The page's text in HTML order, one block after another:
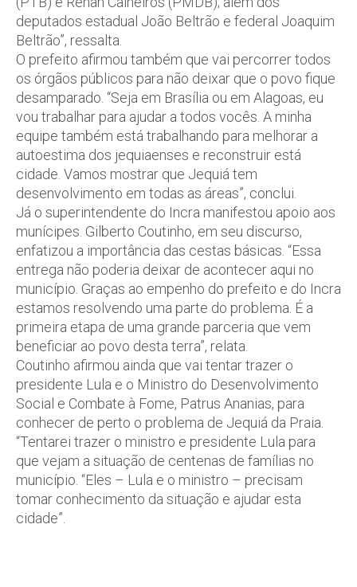
deputados estadual João Beltrão e federal Joaquim
Beltrão”, ressalta.
O prefeito afirmou também que vai percorrer todos
os órgãos públicos para não deixar que o povo fique
desamparado. “Seja em Brasília ou em Alagoas, eu
vou trabalhar para ajudar a todos vocês. A minha
equipe também está trabalhando para melhorar a
autoestima dos jequiaenses e reconstruir está
cidade. Vamos mostrar que Jequiá tem
desenvolvimento em todas as áreas”, conclui.
Já o superintendente do Incra manifestou apoio aos
munícipes. Gilberto Coutinho, em seu discurso,
enfatizou a importância das cestas básicas. “Essa
entrega não poderia deixar de acontecer aqui no
município. Graças ao empenho do prefeito e do Incra
estamos resolvendo uma parte do problema. É a
primeira etapa de uma grande parceria que vem
beneficiar ao povo desta terra”, relata.
Coutinho afirmou ainda que vai tentar trazer o
presidente Lula e o Ministro do Desenvolvimento
Social e Combate à Fome, Patrus Ananias, para
conhecer de perto o problema de Jequiá da Praia.
“Tentarei trazer o ministro e presidente Lula para
que vejam a situação de centenas de famílias no
município. “Eles – Lula e o ministro – precisam
tomar conhecimento da situação e ajudar esta
cidade”.